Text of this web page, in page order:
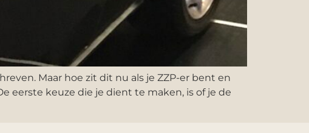
Maar hoe zit dit nu als je ZZP-er bent en
eerste keuze die je dient te maken, is of je de